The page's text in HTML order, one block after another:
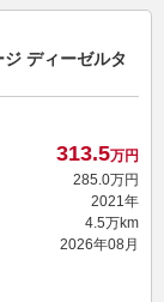
ディーゼルタ
313.5万円
285.0万円
2021年
4.5万km
2026年08月